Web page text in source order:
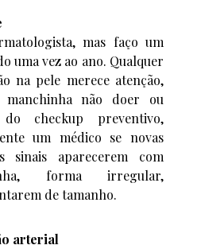
mas faço um
uma vez ao ano. Qualquer
na pele merece atenção,
não doer ou
checkup preventivo,
um médico se novas
sinais aparecerem com
forma irregular,
de tamanho.
arterial